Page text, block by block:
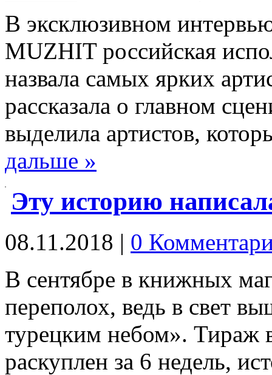
В эксклюзивном
MUZHIT российская
назвала самых ярких
рассказала о главном
выделила артистов,
дальше »
Эту историю
08.11.2018 | 0
В сентябре в книжных
переполох, ведь в свет
турецким небом». Тираж
раскуплен за 6 недель,